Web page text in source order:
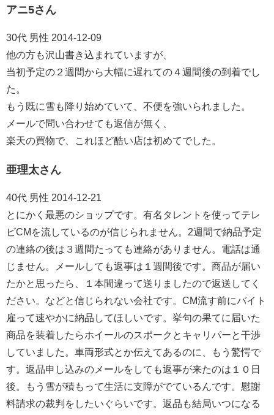
アニ5さん
30代 男性 2014-12-09
他の方も沢山書き込まれていますが、
当初予定の２週間から大幅に遅れての４週間後の到着でし
た。
もう既に雪も降り始めていて、不便を強いられました。
メールで問い合わせても返信が無く、
楽天の買物で、これほど酷い店は初めてでした。
亜理太さん
40代 男性 2014-12-21
とにかく最悪のショップです。有名タレントを使ってテレ
ビCMを流しているのが信じられません。2週間で納品予定
の連絡の後は３週間たっても連絡がありません。電話は通
じません。メールしても返事は１週間後です。商品が届い
たかと思ったら、１本間違って送りましたので返送してく
ださい。などと信じられない会社です。CM流す前にバイト
雇って速やかに納品してほしいです。挙句の果てに届いた
商品を装着したらホイールのスポークとキャリパーと干渉
していました。車両形式とか伝えてあるのに、もう驚愕で
す。返品申し込みのメールをしても返事が来たのは１０日
後。もう雪が積もって生活に支障がでているんです。慰謝
料請求の裁判をしたいぐらいです。返品も結局いつになる